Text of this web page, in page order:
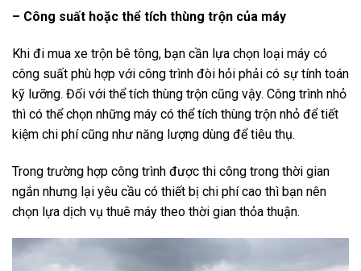
– Công suất hoặc thể tích thùng trộn của máy
Khi đi mua xe trộn bê tông, bạn cần lựa chọn loại máy có
công suất phù hợp với công trình đòi hỏi phải có sự tính toán
kỹ lưỡng. Đối với thể tích thùng trộn cũng vậy. Công trình nhỏ
thì có thể chọn những máy có thể tích thùng trộn nhỏ để tiết
kiệm chi phí cũng như năng lượng dùng để tiêu thụ.
Trong trường hợp công trình được thi công trong thời gian
ngắn nhưng lại yêu cầu có thiết bị chi phí cao thì bạn nên
chọn lựa dịch vụ thuê máy theo thời gian thỏa thuận.